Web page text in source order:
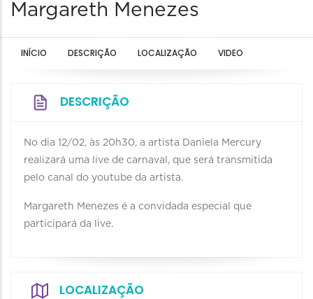
Margareth Menezes
INÍCIO DESCRIÇÃO LOCALIZAÇÃO VIDEO
DESCRIÇÃO
No dia 12/02, às 20h30, a artista Daniela Mercury
realizará uma live de carnaval, que será transmitida
pelo canal do youtube da artista.
Margareth Menezes é a convidada especial que
participará da live.
LOCALIZAÇÃO